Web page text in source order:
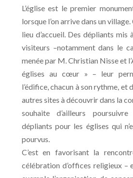
L’église est le premier
lorsque l’on arrive dans un
lieu d’accueil. Des dépliants mis
visiteurs –notamment dans le
menée par M. Christian Nisse et
églises au cœur » – leur
l’édifice, chacun à son rythme, et
autres sites à découvrir dans la
souhaite d’ailleurs
dépliants pour les églises qui
pourvus.
C’est en favorisant la
célébration d’offices religieux –